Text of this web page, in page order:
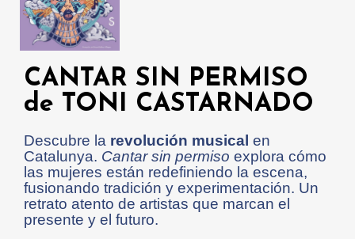
CANTAR SIN PERMISO
de TONI CASTARNADO
Descubre la revolución musical en
Catalunya. Cantar sin permiso explora cómo
las mujeres están redefiniendo la escena,
fusionando tradición y experimentación. Un
retrato atento de artistas que marcan el
presente y el futuro.